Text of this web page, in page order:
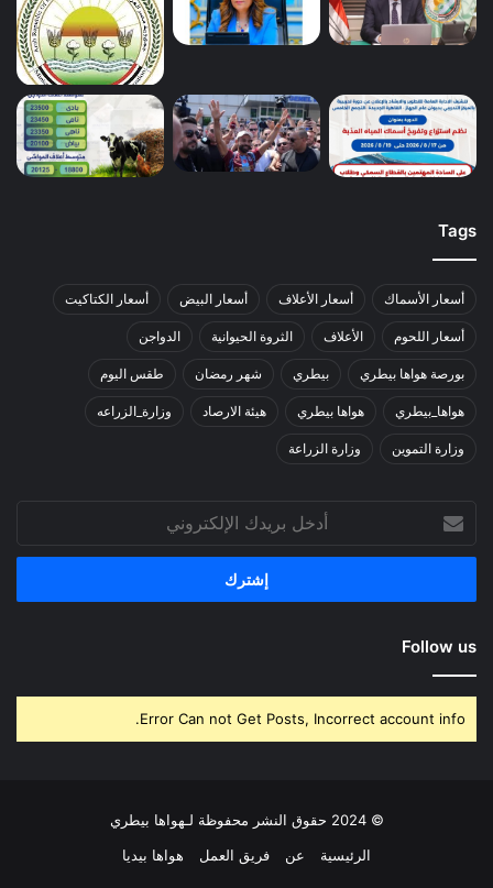
Tags
أسعار الأسماك أسعار الأعلاف أسعار البيض أسعار الكتاكيت
أسعار اللحوم الأعلاف الثروة الحيوانية الدواجن
بورصة هواها بيطري بيطري شهر رمضان طقس اليوم
هواها_بيطري هواها بيطري هيئة الارصاد وزارة_الزراعه
وزارة التموين وزارة الزراعة
بريدك
الإلكتروني
Follow us
Error Can not Get Posts, Incorrect account info.
© 2024 حقوق النشر محفوظة لـهواها بيطري
الرئيسية
عن فريق العمل هواها بيديا